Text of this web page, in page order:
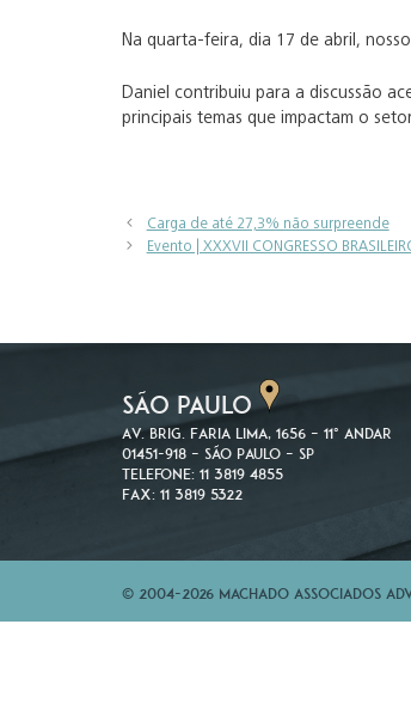
Na quarta-feira, dia 17 de abril,
Daniel contribuiu para a discussão
principais temas que impactam o
Carga de até 27,3% não surpreende
Evento | XXXVII CONGRESSO
SÃO PAULO
Av. Brig. Faria Lima, 1656 – 11º andar
01451-918 – São Paulo – SP
Telefone: 11 3819 4855
Fax: 11 3819 5322
© 2004-2026 Machado Associados